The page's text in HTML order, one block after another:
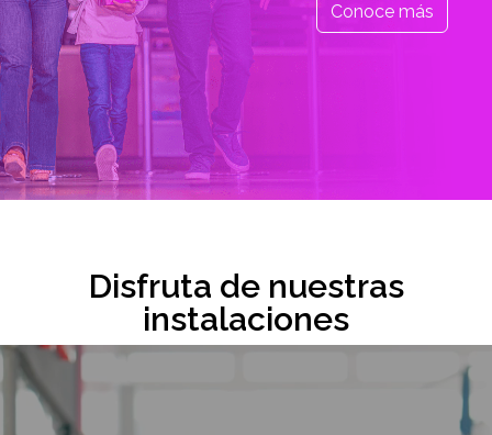
Conoce más
Disfruta de nuestras
instalaciones